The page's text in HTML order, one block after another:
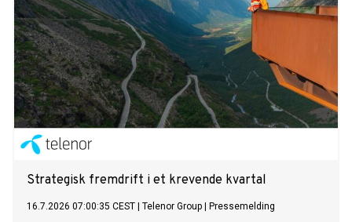
Strategisk fremdrift i et krevende kvartal
16.7.2026 07:00:35 CEST Telenor Group Pressemelding